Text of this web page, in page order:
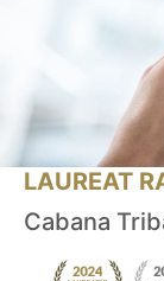
LAUREAT
Cabana